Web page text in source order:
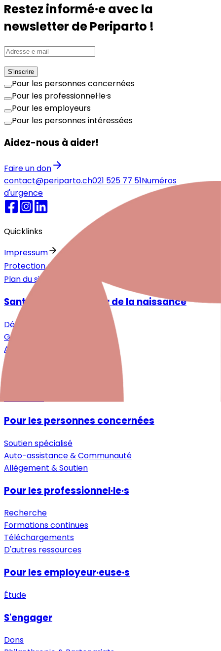
Restez informé·e avec la
newsletter de Periparto !
S'inscrire
Pour les personnes concernées
Pour les professionnel·le·s
Pour les employeurs
Pour les personnes intéressées
Aidez-nous à aider!
Faire un don
contact@periparto.ch021 525 77 51Numéros
d'urgence
Quicklinks
Impressum
Protection des données
Plan du site
Santé mentale autour de la naissance
Désir d'enfant
Grossesse
Après la naissance
Petite enfance
Pour les personnes concernées
Soutien spécialisé
Auto-assistance & Communauté
Allègement & Soutien
Pour les professionnel·le·s
Recherche
Formations continues
Téléchargements
D'autres ressources
Pour les employeur·euse·s
Étude
S'engager
Dons